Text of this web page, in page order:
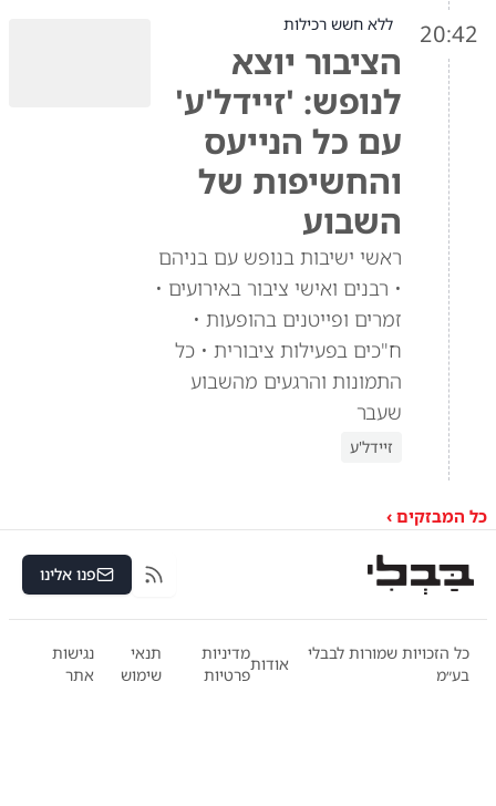
20:42 ללא חשש רכילות
הציבור יוצא
לנופש: 'זיידל'ע'
עם כל הנייעס
והחשיפות של
השבוע
ראשי ישיבות בנופש עם בניהם
• רבנים ואישי ציבור באירועים •
זמרים ופייטנים בהופעות •
ח"כים בפעילות ציבורית • כל
התמונות והרגעים מהשבוע
שעבר
זיידל'ע
כל המבזקים ›
RSS פנו אלינו
כל הזכויות שמורות לבבלי
בע״מ
אודות
מדיניות
פרטיות
תנאי
שימוש
נגישות
אתר